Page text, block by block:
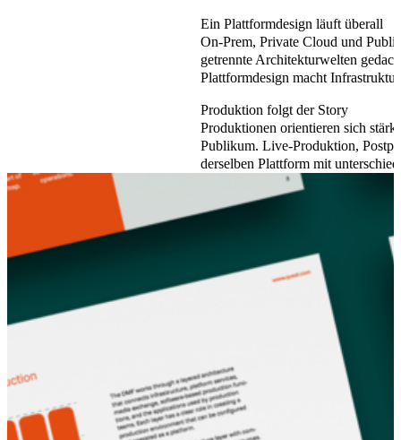
Ein Plattformdesign läuft überall
On-Prem, Private Cloud und
getrennte Architekturwelten
Plattformdesign macht
Produktion folgt der Story
Produktionen orientieren sich
Publikum. Live-Produktion,
derselben Plattform mit